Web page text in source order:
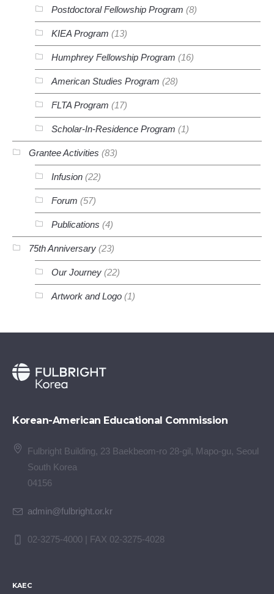
Postdoctoral Fellowship Program (8)
KIEA Program (13)
Humphrey Fellowship Program (16)
American Studies Program (28)
FLTA Program (17)
Scholar-In-Residence Program (1)
Grantee Activities (83)
Infusion (22)
Forum (57)
Publications (4)
75th Anniversary (23)
Our Journey (22)
Artwork and Logo (1)
Korean-American Educational Commission
Fulbright Building, 23 Baekbeom-ro 28-gil, Mapo-gu, Seoul
South Korea
04156
admin@fulbright.or.kr
02-3275-4000 | FAX 02-3275-4028
KAEC